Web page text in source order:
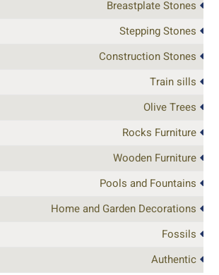
Breastplate Stones
Stepping Stones
Construction Stones
Train sills
Olive Trees
Rocks Furniture
Wooden Furniture
Pools and Fountains
Home and Garden Decorations
Fossils
Authentic